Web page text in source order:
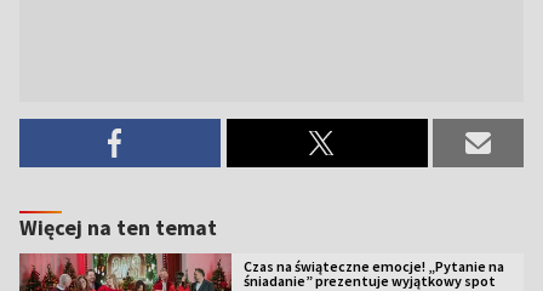
Więcej na ten temat
Czas na świąteczne emocje! „Pytanie na
śniadanie” prezentuje wyjątkowy spot